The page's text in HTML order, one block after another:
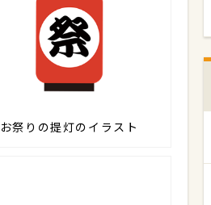
お祭りの提灯のイラスト